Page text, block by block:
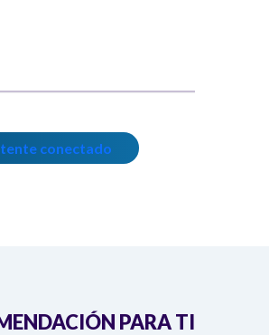
conectado
PARA TI